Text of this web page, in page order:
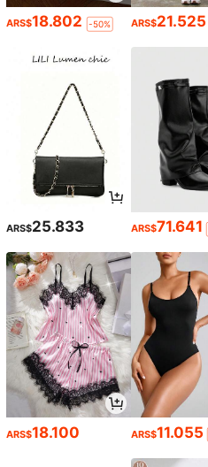
ARS$18.802 -50% ARS$21.525
ARS$25.833 ARS$71.641
ARS$18.100 ARS$11.055